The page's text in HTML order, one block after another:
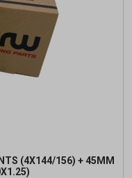
(4X144/156) + 45MM